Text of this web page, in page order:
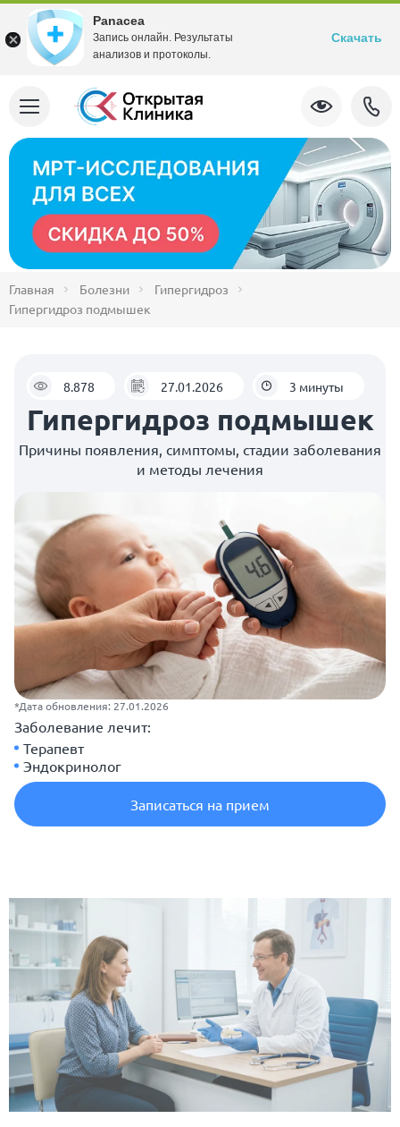
Главная Болезни
Гипергидроз
Гипергидроз подмышек
8.878 27.01.2026 3 минуты
Гипергидроз подмышек
Причины появления, симптомы, стадии заболевания
и методы лечения
*Дата обновления: 27.01.2026
Заболевание лечит:
Терапевт
Эндокринолог
Записаться на прием
Panacea
Запись онлайн. Результаты
анализов и протоколы.
Скачать